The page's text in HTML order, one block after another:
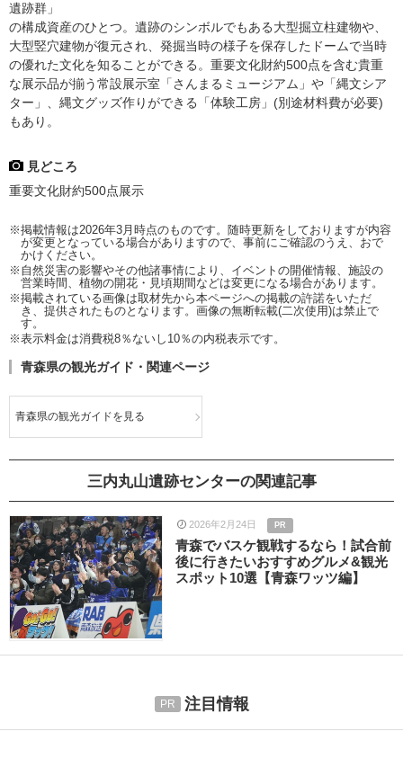
遺跡群」
の構成資産のひとつ。遺跡のシンボルでもある大型掘立柱建物や、
大型竪穴建物が復元され、発掘当時の様子を保存したドームで当時
の優れた文化を知ることができる。重要文化財約500点を含む貴重
な展示品が揃う常設展示室「さんまるミュージアム」や「縄文シア
ター」、縄文グッズ作りができる「体験工房」(別途材料費が必要)
もあり。
見どころ
重要文化財約500点展示
※掲載情報は2026年3月時点のものです。随時更新をしておりますが内容
が変更となっている場合がありますので、事前にご確認のうえ、おで
かけください。
※自然災害の影響やその他諸事情により、イベントの開催情報、施設の
営業時間、植物の開花・見頃期間などは変更になる場合があります。
※掲載されている画像は取材先から本ページへの掲載の許諾をいただ
き、提供されたものとなります。画像の無断転載(二次使用)は禁止で
す。
※表示料金は消費税8％ないし10％の内税表示です。
青森県の観光ガイド・関連ページ
青森県の観光ガイドを見る
三内丸山遺跡センターの関連記事
2026年2月24日 PR
青森でバスケ観戦するなら！試合前
後に行きたいおすすめグルメ&観光
スポット10選【青森ワッツ編】
注目情報